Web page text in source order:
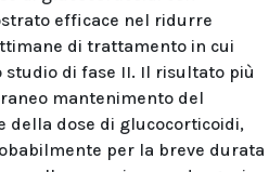
efficace nel ridurre
di trattamento in cui
di fase II. Il risultato più
mantenimento del
della dose di glucocorticoidi,
per la breve durata